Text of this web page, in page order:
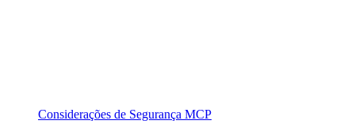
Considerações de Segurança MCP